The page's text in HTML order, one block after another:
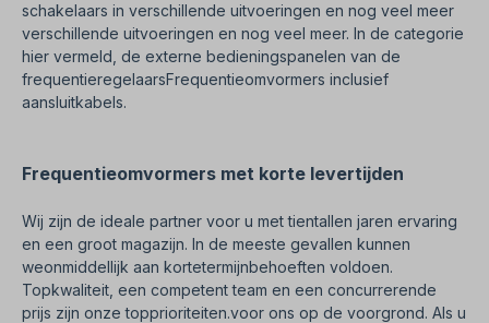
schakelaars in verschillende uitvoeringen en nog veel meer
verschillende uitvoeringen en nog veel meer. In de categorie
hier vermeld, de externe bedieningspanelen van de
frequentieregelaarsFrequentieomvormers inclusief
aansluitkabels.
Frequentieomvormers met korte levertijden
Wij zijn de ideale partner voor u met tientallen jaren ervaring
en een groot magazijn. In de meeste gevallen kunnen
weonmiddellijk aan kortetermijnbehoeften voldoen.
Topkwaliteit, een competent team en een concurrerende
prijs zijn onze topprioriteiten.voor ons op de voorgrond. Als u